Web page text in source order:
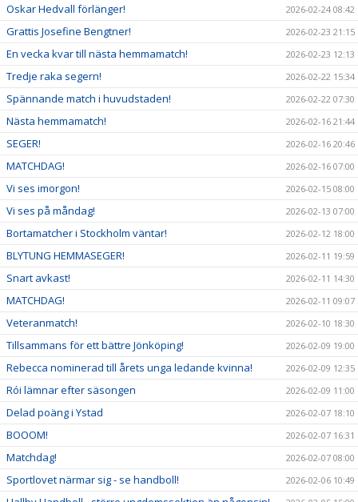
Oskar Hedvall förlänger! 2026-02-24 08:42
Grattis Josefine Bengtner! 2026-02-23 21:15
En vecka kvar till nästa hemmamatch! 2026-02-23 12:13
Tredje raka segern! 2026-02-22 15:34
Spännande match i huvudstaden! 2026-02-22 07:30
Nästa hemmamatch! 2026-02-16 21:44
SEGER! 2026-02-16 20:46
MATCHDAG! 2026-02-16 07:00
Vi ses imorgon! 2026-02-15 08:00
Vi ses på måndag! 2026-02-13 07:00
Bortamatcher i Stockholm väntar! 2026-02-12 18:00
BLYTUNG HEMMASEGER! 2026-02-11 19:59
Snart avkast! 2026-02-11 14:30
MATCHDAG! 2026-02-11 09:07
Veteranmatch! 2026-02-10 18:30
Tillsammans för ett bättre Jönköping! 2026-02-09 19:00
Rebecca nominerad till årets unga ledande kvinna! 2026-02-09 12:35
Rói lämnar efter säsongen 2026-02-09 11:00
Delad poäng i Ystad 2026-02-07 18:10
BOOOM! 2026-02-07 16:31
Matchdag! 2026-02-07 08:00
Sportlovet närmar sig - se handboll! 2026-02-06 10:49